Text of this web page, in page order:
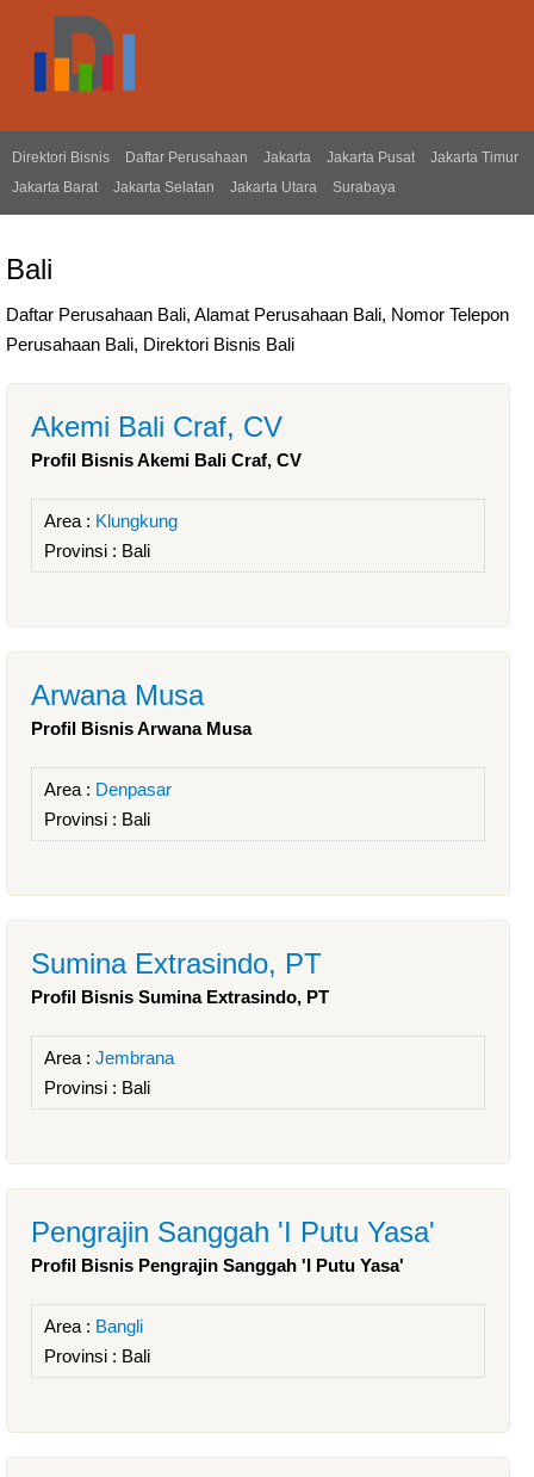
Direktori Bisnis Daftar Perusahaan Jakarta Jakarta Pusat
Jakarta Timur
Jakarta Barat
Jakarta Selatan Jakarta Utara Surabaya
Bali
Daftar Perusahaan Bali, Alamat Perusahaan Bali, Nomor Telepon
Perusahaan Bali, Direktori Bisnis Bali
Akemi Bali Craf, CV
Profil Bisnis Akemi Bali Craf, CV
Area : Klungkung
Provinsi : Bali
Arwana Musa
Profil Bisnis Arwana Musa
Area : Denpasar
Provinsi : Bali
Sumina Extrasindo, PT
Profil Bisnis Sumina Extrasindo, PT
Area : Jembrana
Provinsi : Bali
Pengrajin Sanggah 'I Putu Yasa'
Profil Bisnis Pengrajin Sanggah 'I Putu Yasa'
Area : Bangli
Provinsi : Bali